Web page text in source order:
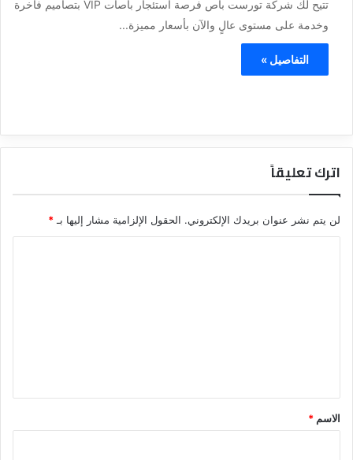
تتيح لك شركة تورست باص فرصة استئجار باصات VIP بتصاميم فاخرة
وخدمة على مستوى عالٍ والآن بأسعار مميزة...
التفاصيل »
اترك تعليقاً
لن يتم نشر عنوان بريدك الإلكتروني. الحقول الإلزامية مشار إليها بـ*
*
الاسم *